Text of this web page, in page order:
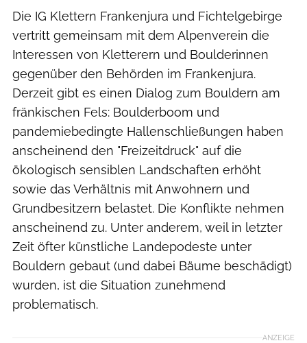
Die IG Klettern Frankenjura und Fichtelgebirge
vertritt gemeinsam mit dem Alpenverein die
Interessen von Kletterern und Boulderinnen
gegenüber den Behörden im Frankenjura.
Derzeit gibt es einen Dialog zum Bouldern am
fränkischen Fels: Boulderboom und
pandemiebedingte Hallenschließungen haben
anscheinend den "Freizeitdruck" auf die
ökologisch sensiblen Landschaften erhöht
sowie das Verhältnis mit Anwohnern und
Grundbesitzern belastet. Die Konflikte nehmen
anscheinend zu. Unter anderem, weil in letzter
Zeit öfter künstliche Landepodeste unter
Bouldern gebaut (und dabei Bäume beschädigt)
wurden, ist die Situation zunehmend
problematisch.
ANZEIGE